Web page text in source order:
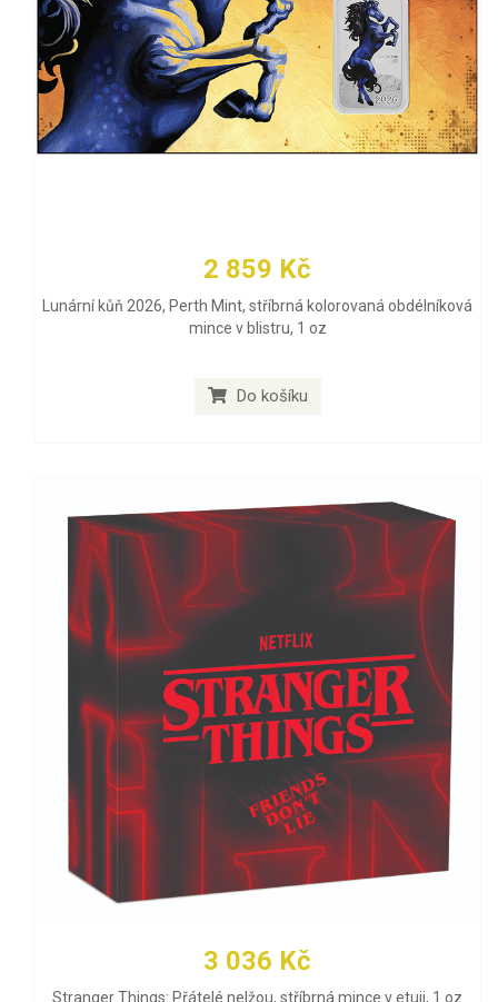
2 859 Kč
Lunární kůň 2026, Perth Mint, stříbrná kolorovaná obdélníková
mince v blistru, 1 oz
Do košíku
3 036 Kč
Stranger Things: Přátelé nelžou, stříbrná mince v etuji, 1 oz